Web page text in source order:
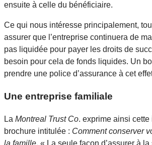
ensuite à celle du bénéficiaire.
Ce qui nous intéresse principalement,
assurer que l’entreprise continuera de
pas liquidée pour payer les droits de
besoin pour cela de fonds liquides. Un
prendre une police d’assurance à cet
Une entreprise familiale
La Montreal Trust Co. exprime ainsi
brochure intitulée : Comment conserver
la famille. « La seule façon d’assurer à